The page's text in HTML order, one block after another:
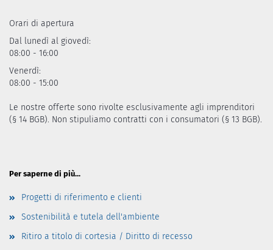
Orari di apertura
Dal lunedì al giovedì:
08:00 - 16:00
Venerdì:
08:00 - 15:00
Le nostre offerte sono rivolte esclusivamente agli imprenditori
(§ 14 BGB). Non stipuliamo contratti con i consumatori (§ 13 BGB).
Per saperne di più...
Progetti di riferimento e clienti
Sostenibilità e tutela dell'ambiente
Ritiro a titolo di cortesia / Diritto di recesso